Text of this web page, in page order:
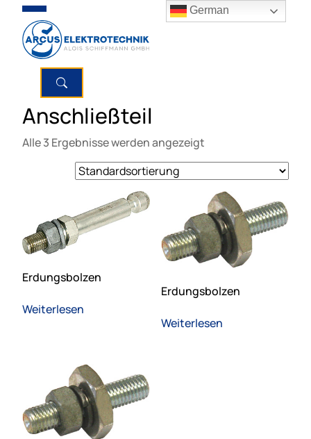
Anschließteil
Alle 3 Ergebnisse werden angezeigt
Erdungsbolzen
Weiterlesen
Erdungsbolzen
Weiterlesen
German